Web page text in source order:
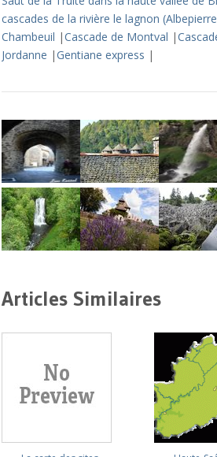
cascades de la rivière le lagnon
Chambeuil |Cascade de Montval |
Jordanne |Gentiane express |
Articles Similaires